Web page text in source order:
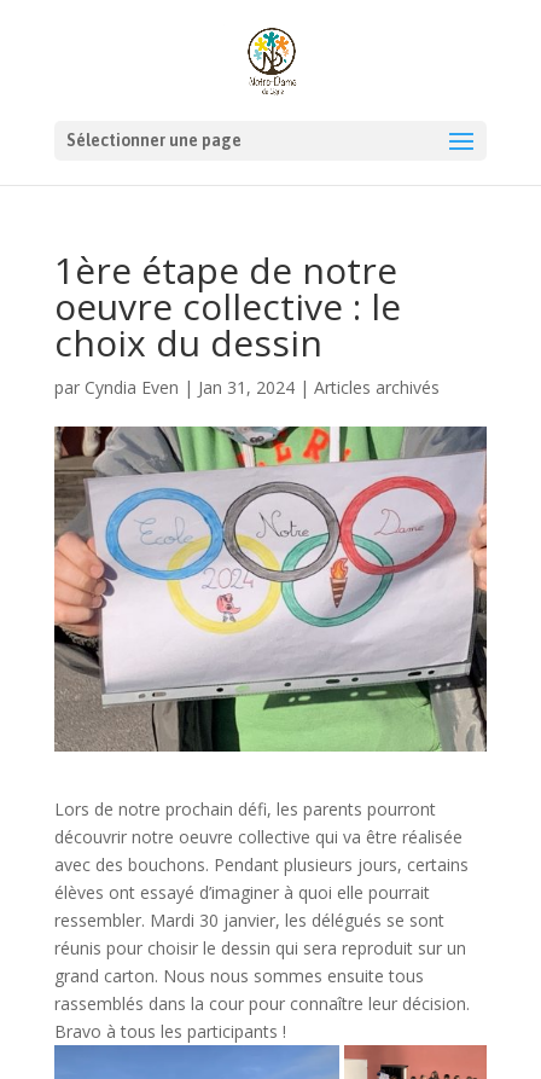
Sélectionner une page
1ère étape de notre
oeuvre collective : le
choix du dessin
par Cyndia Even | Jan 31, 2024| Articles archivés
Lors de notre prochain défi, les parents pourront
découvrir notre oeuvre collective qui va être réalisée
avec des bouchons. Pendant plusieurs jours, certains
élèves ont essayé d’imaginer à quoi elle pourrait
ressembler. Mardi 30 janvier, les délégués se sont
réunis pour choisir le dessin qui sera reproduit sur un
grand carton. Nous nous sommes ensuite tous
rassemblés dans la cour pour connaître leur décision.
Bravo à tous les participants !